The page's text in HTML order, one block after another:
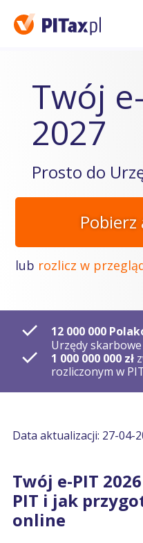
Twój
2027
Prosto do
Pobierz
lub rozlicz w
12 000 000
Urzędy skarbowe
1 000 000 000 zł
rozliczonym w
Data aktualizacji: 27-04-
Twój e-PIT
PIT i jak
online